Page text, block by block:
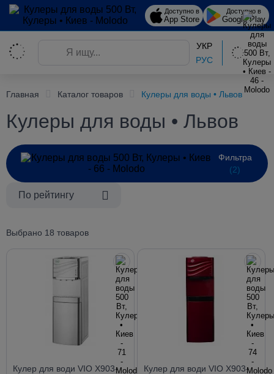
Доступно в
App Store
Доступно в
Google Play
УКР
РУС
Главная Каталог товаров Кулеры для воды • Львов
Кулеры для воды • Львов
Фильтра
(2)
По рейтингу
Выбрано 18 товаров
Кулер для води VIO X903-
Кулер для води VIO X903-